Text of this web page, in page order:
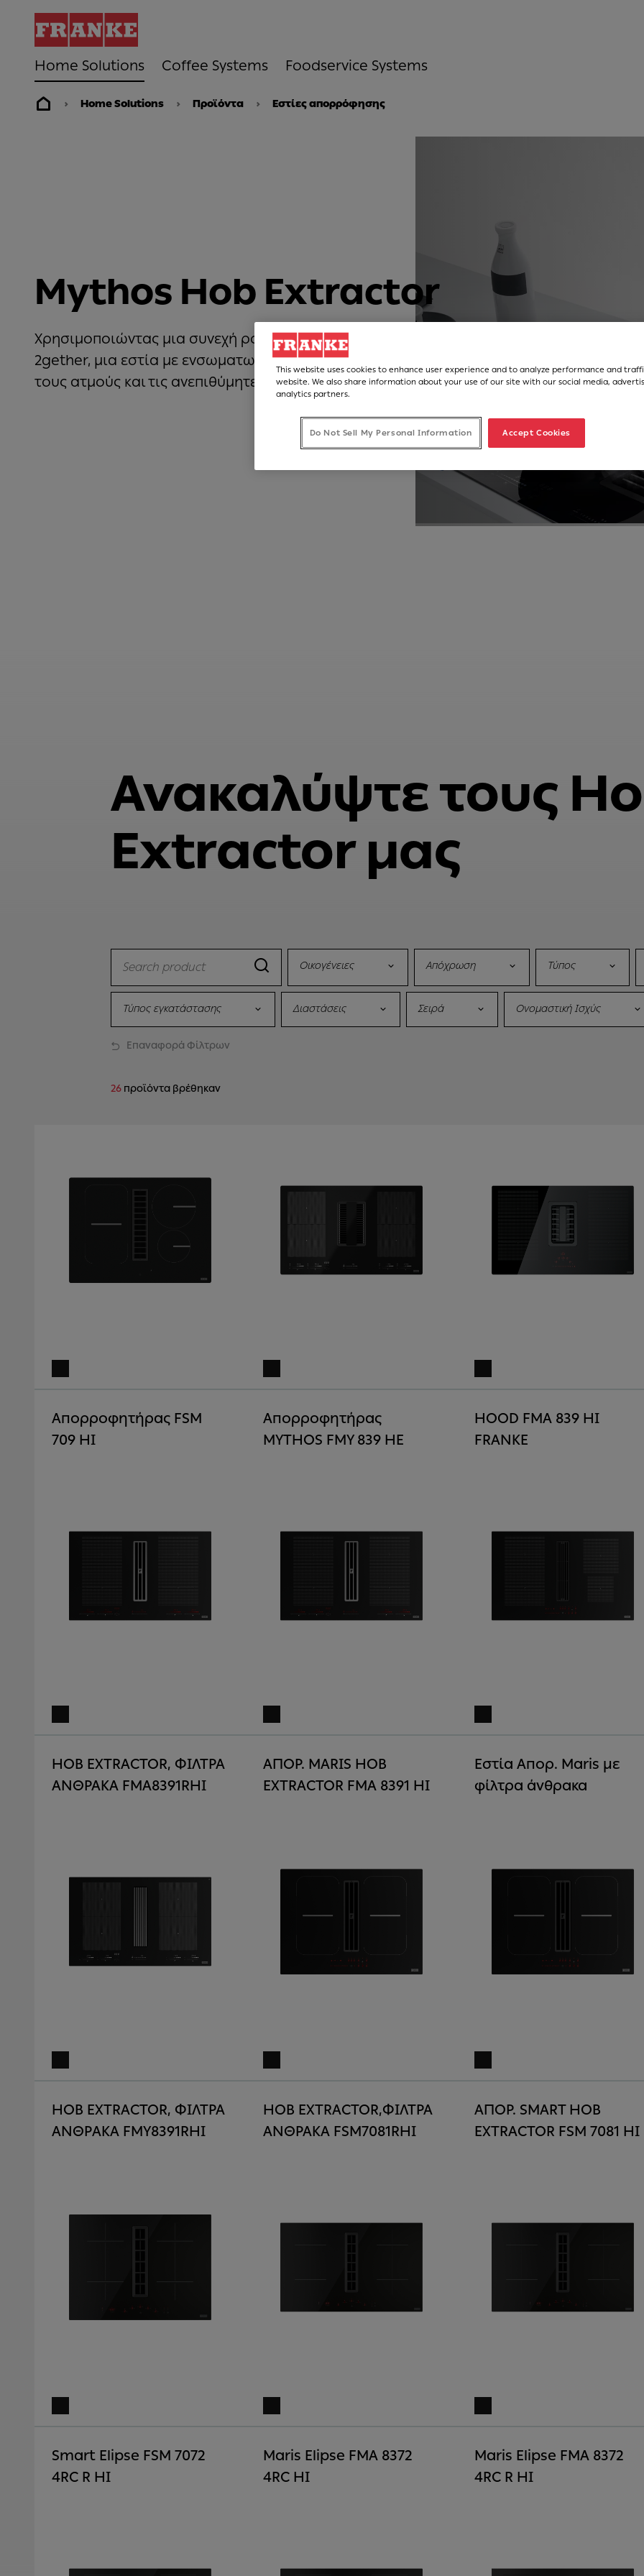
Home Solutions Coffee Systems Foodservice Systems
Home Solutions Προϊόντα Εστίες απορρόφησης
Mythos Hob Extractor
Χρησιμοποιώντας μια συνεχή ροή πίεσης αέρα, ο Mythos
2gether, μια εστία με ενσωματωμένο απορροφητήρα, αφαιρεί
τους ατμούς και τις ανεπιθύμητες οσμές.
Ανακαλύψτε τους
Extractor μας
Οικογένειες Απόχρωση Τύπος
Τύπος εγκατάστασης Διαστάσεις Σειρά Ονομαστική Ισχύς
Επαναφορά Φίλτρων
26 προϊόντα βρέθηκαν
Απορροφητήρας FSM
709 HI
Απορροφητήρας
MYTHOS FMY 839 HE
HOOD FMA 839 HI
FRANKE
HOB EXTRACTOR, ΦΙΛΤΡΑ
ΑΝΘΡΑΚA FMΑ8391RHI
ΑΠΟΡ. MARIS HOB
EXTRACTOR FMA 8391 HI
Εστία Απορ. Maris με
φίλτρα άνθρακα
HOB EXTRACTOR, ΦΙΛΤΡΑ
ΑΝΘΡAKA FMY8391RHI
HOB EXTRACTOR,ΦΙΛΤΡΑ
ΑΝΘΡΑΚΑ FSM7081RHI
ΑΠΟΡ. SMART HOB
EXTRACTOR FSM 7081 HI
Smart Elipse FSM 7072
4RC R HI
Maris Elipse FMA 8372
4RC HI
Maris Elipse FMA 8372
4RC R HI
This website uses cookies to enhance user experience and to analyze performance and
website. We also share information about your use of our site with our social media,
analytics partners.
Do Not Sell My Personal Information Accept Cookies